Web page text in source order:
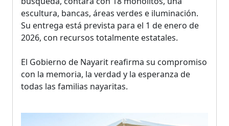
escultura, bancas, áreas verdes e iluminación.
Su entrega está prevista para el 1 de enero de
2026, con recursos totalmente estatales.
El Gobierno de Nayarit reafirma su compromiso
con la memoria, la verdad y la esperanza de
todas las familias nayaritas.